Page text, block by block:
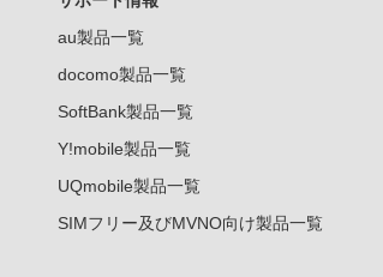
au製品一覧
docomo製品一覧
SoftBank製品一覧
Y!mobile製品一覧
UQmobile製品一覧
SIMフリー及びMVNO向け製品一覧